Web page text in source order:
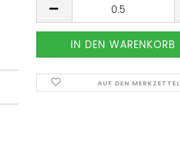
Meter
AUF DEN MERKZETTEL